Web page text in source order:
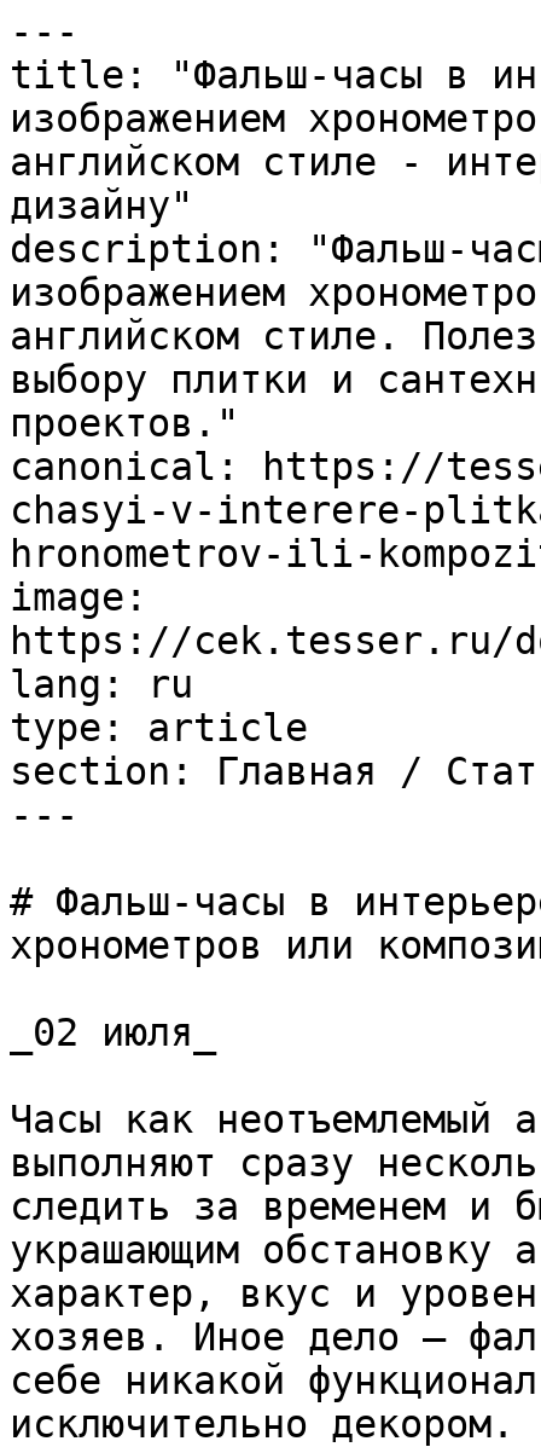
---
title: "Фальш-часы в
изображением
английском стиле -
дизайну"
description: "Фальш-
изображением
английском стиле.
выбору плитки и
проектов."
canonical: https://
chasyi-v-interere-
hronometrov-ili-
image:
https://cek.tesser.ru/
lang: ru
type: article
section: Главная /
---
# Фальш-часы в
хронометров или
_02 июля_
Часы как неотъемлемый
выполняют сразу
следить за временем и
украшающим обстановку
характер, вкус и
хозяев. Иное дело –
себе никакой
исключительно декором.